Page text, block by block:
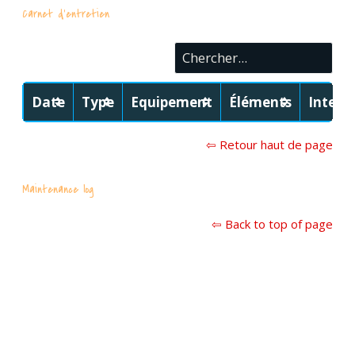
Carnet d'entretien
Date Type Equipement Éléments
⇦ Retour haut de page
Maintenance log
⇦ Back to top of page